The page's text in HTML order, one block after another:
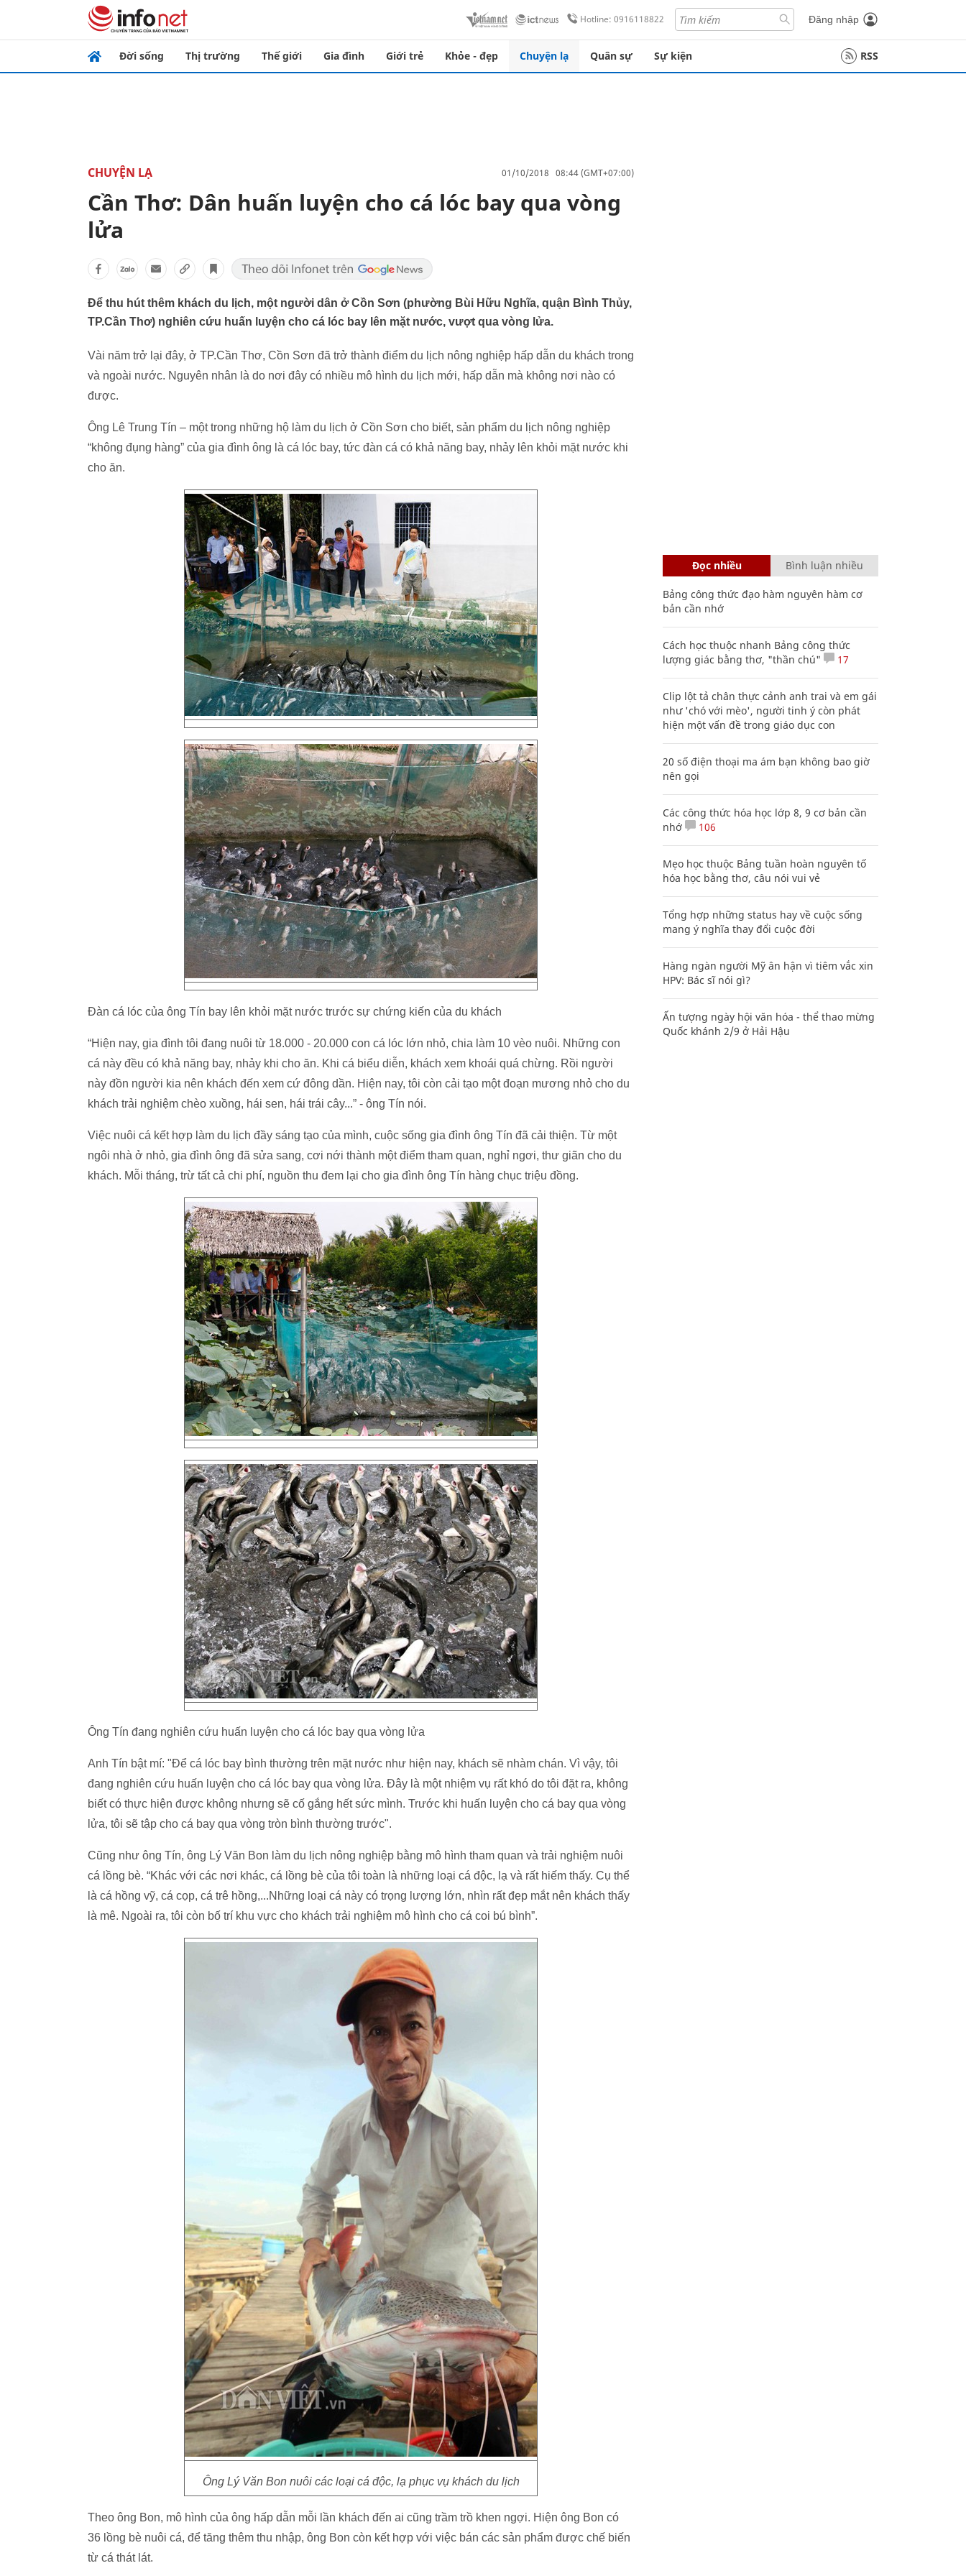
Hotline: 0916118822 Đăng nhập
Đời sống Thị trường Thế giới Gia đình Giới trẻ Khỏe - đẹp Chuyện lạ Quân sự Sự kiện RSS
CHUYỆN LẠ 01/10/2018 08:44 (GMT+07:00)
Cần Thơ: Dân huấn luyện cho cá lóc bay qua vòng
lửa
Để thu hút thêm khách du lịch, một người dân ở Cồn Sơn (phường Bùi Hữu Nghĩa, quận Bình Thủy,
TP.Cần Thơ) nghiên cứu huấn luyện cho cá lóc bay lên mặt nước, vượt qua vòng lửa.
Vài năm trở lại đây, ở TP.Cần Thơ, Cồn Sơn đã trở thành điểm du lịch nông nghiệp hấp dẫn du khách trong
và ngoài nước. Nguyên nhân là do nơi đây có nhiều mô hình du lịch mới, hấp dẫn mà không nơi nào có
được.
Ông Lê Trung Tín – một trong những hộ làm du lịch ở Cồn Sơn cho biết, sản phẩm du lịch nông nghiệp
“không đụng hàng” của gia đình ông là cá lóc bay, tức đàn cá có khả năng bay, nhảy lên khỏi mặt nước khi
cho ăn.
Đàn cá lóc của ông Tín bay lên khỏi mặt nước trước sự chứng kiến của du khách
“Hiện nay, gia đình tôi đang nuôi từ 18.000 - 20.000 con cá lóc lớn nhỏ, chia làm 10 vèo nuôi. Những con
cá này đều có khả năng bay, nhảy khi cho ăn. Khi cá biểu diễn, khách xem khoái quá chừng. Rồi người
này đồn người kia nên khách đến xem cứ đông dần. Hiện nay, tôi còn cải tạo một đoạn mương nhỏ cho du
khách trải nghiệm chèo xuồng, hái sen, hái trái cây...” - ông Tín nói.
Việc nuôi cá kết hợp làm du lịch đầy sáng tạo của mình, cuộc sống gia đình ông Tín đã cải thiện. Từ một
ngôi nhà ở nhỏ, gia đình ông đã sửa sang, cơi nới thành một điểm tham quan, nghỉ ngơi, thư giãn cho du
khách. Mỗi tháng, trừ tất cả chi phí, nguồn thu đem lại cho gia đình ông Tín hàng chục triệu đồng.
Ông Tín đang nghiên cứu huấn luyện cho cá lóc bay qua vòng lửa
Anh Tín bật mí: "Để cá lóc bay bình thường trên mặt nước như hiện nay, khách sẽ nhàm chán. Vì vậy, tôi
đang nghiên cứu huấn luyện cho cá lóc bay qua vòng lửa. Đây là một nhiệm vụ rất khó do tôi đặt ra, không
biết có thực hiện được không nhưng sẽ cố gắng hết sức mình. Trước khi huấn luyện cho cá bay qua vòng
lửa, tôi sẽ tập cho cá bay qua vòng tròn bình thường trước".
Cũng như ông Tín, ông Lý Văn Bon làm du lịch nông nghiệp bằng mô hình tham quan và trải nghiệm nuôi
cá lồng bè. “Khác với các nơi khác, cá lồng bè của tôi toàn là những loại cá độc, lạ và rất hiếm thấy. Cụ thể
là cá hồng vỹ, cá cọp, cá trê hồng,...Những loại cá này có trọng lượng lớn, nhìn rất đẹp mắt nên khách thấy
là mê. Ngoài ra, tôi còn bố trí khu vực cho khách trải nghiệm mô hình cho cá coi bú bình”.
Ông Lý Văn Bon nuôi các loại cá độc, lạ phục vụ khách du lịch
Theo ông Bon, mô hình của ông hấp dẫn mỗi lần khách đến ai cũng trầm trồ khen ngợi. Hiện ông Bon có
36 lồng bè nuôi cá, để tăng thêm thu nhập, ông Bon còn kết hợp với việc bán các sản phẩm được chế biến
từ cá thát lát.
Đọc nhiều Bình luận nhiều
Bảng công thức đạo hàm nguyên hàm cơ
bản cần nhớ
Cách học thuộc nhanh Bảng công thức
lượng giác bằng thơ, "thần chú"
17
Clip lột tả chân thực cảnh anh trai và em gái
như 'chó với mèo', người tinh ý còn phát
hiện một vấn đề trong giáo dục con
20 số điện thoại ma ám bạn không bao giờ
nên gọi
Các công thức hóa học lớp 8, 9 cơ bản cần
nhớ
106
Mẹo học thuộc Bảng tuần hoàn nguyên tố
hóa học bằng thơ, câu nói vui vẻ
Tổng hợp những status hay về cuộc sống
mang ý nghĩa thay đổi cuộc đời
Hàng ngàn người Mỹ ân hận vì tiêm vắc xin
HPV: Bác sĩ nói gì?
Ấn tượng ngày hội văn hóa - thể thao mừng
Quốc khánh 2/9 ở Hải Hậu